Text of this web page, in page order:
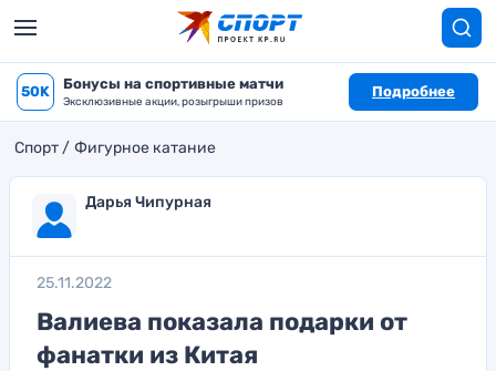
50K Бонусы на спортивные матчи
Эксклюзивные акции, розыгрыши призов
Подробнее
Спорт Фигурное катание
Дарья Чипурная
25.11.2022
Валиева показала подарки от
фанатки из Китая